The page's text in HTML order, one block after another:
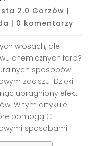
2.0 Gorzów |
| 0 komentarzy
włosach, ale
chemicznych farb?
sposobów
zaciszu. Dzięki
upragniony efekt
W tym artykule
pomogą Ci
sposobami.